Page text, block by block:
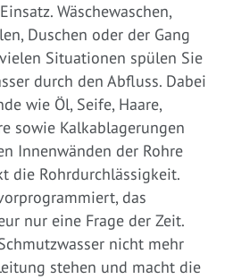
Wäschewaschen,
Duschen oder der Gang
Situationen spülen Sie
durch den Abfluss. Dabei
wie Öl, Seife, Haare,
sowie Kalkablagerungen
Innenwänden der Rohre
die Rohrdurchlässigkeit.
das
nur eine Frage der Zeit.
nicht mehr
stehen und macht die